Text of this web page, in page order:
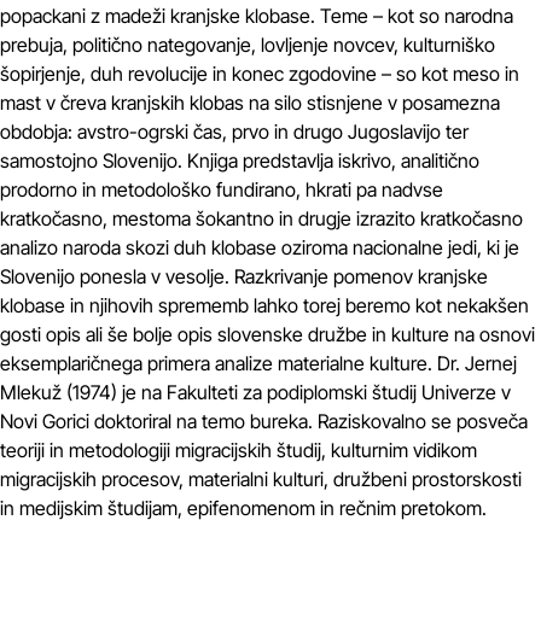
popackani z madeži kranjske klobase. Teme – kot so narodna
prebuja, politično nategovanje, lovljenje novcev, kulturniško
šopirjenje, duh revolucije in konec zgodovine – so kot meso in
mast v čreva kranjskih klobas na silo stisnjene v posamezna
obdobja: avstro-ogrski čas, prvo in drugo Jugoslavijo ter
samostojno Slovenijo. Knjiga predstavlja iskrivo, analitično
prodorno in metodološko fundirano, hkrati pa nadvse
kratkočasno, mestoma šokantno in drugje izrazito kratkočasno
analizo naroda skozi duh klobase oziroma nacionalne jedi, ki je
Slovenijo ponesla v vesolje. Razkrivanje pomenov kranjske
klobase in njihovih sprememb lahko torej beremo kot nekakšen
gosti opis ali še bolje opis slovenske družbe in kulture na osnovi
eksemplaričnega primera analize materialne kulture. Dr. Jernej
Mlekuž (1974) je na Fakulteti za podiplomski študij Univerze v
Novi Gorici doktoriral na temo bureka. Raziskovalno se posveča
teoriji in metodologiji migracijskih študij, kulturnim vidikom
migracijskih procesov, materialni kulturi, družbeni prostorskosti
in medijskim študijam, epifenomenom in rečnim pretokom.